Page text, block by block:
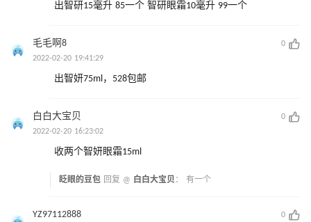
出智研15毫升 85一个 智研眼霜10毫升 99一个
毛毛啊8
0
2022-02-20 19:41:29
出智妍75ml，528包邮
白白大宝贝
0
2022-02-20 16:23:02
收两个智妍眼霜15ml
眨眼的豆包 回复 @ 白白大宝贝 ： 有一个
YZ97112888
0